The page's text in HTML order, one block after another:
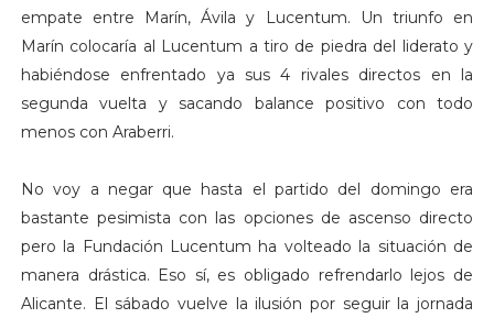
empate entre Marín, Ávila y Lucentum. Un triunfo en
Marín colocaría al Lucentum a tiro de piedra del liderato y
habiéndose enfrentado ya sus 4 rivales directos en la
segunda vuelta y sacando balance positivo con todo
menos con Araberri.
No voy a negar que hasta el partido del domingo era
bastante pesimista con las opciones de ascenso directo
pero la Fundación Lucentum ha volteado la situación de
manera drástica. Eso sí, es obligado refrendarlo lejos de
Alicante. El sábado vuelve la ilusión por seguir la jornada